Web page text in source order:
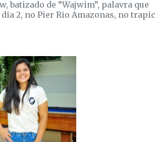
batizado de “Wajwim”, palavra que
2, no Pier Rio Amazonas, no